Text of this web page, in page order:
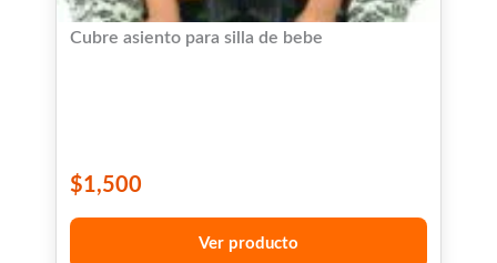
Cubre asiento para silla de bebe
$1,500
Ver producto